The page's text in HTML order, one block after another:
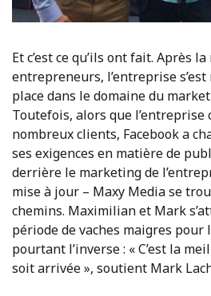
Et c’est ce qu’ils ont fait. Après
entrepreneurs, l’entreprise
place dans le domaine du
Toutefois, alors que l’entreprise
nombreux clients, Facebook a
ses exigences en matière de
derrière le marketing de
mise à jour – Maxy Media se
chemins. Maximilian et Mark
période de vaches maigres pour
pourtant l’inverse : « C’est la
soit arrivée », soutient Mark